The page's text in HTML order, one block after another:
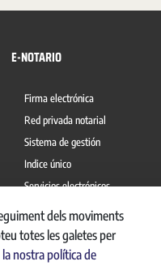
E-NOTARIO
Firma electrónica
Red privada notarial
Sistema de gestión
Indice único
Servicios electrónicos
dels moviments
totes les galetes per
nostra política de